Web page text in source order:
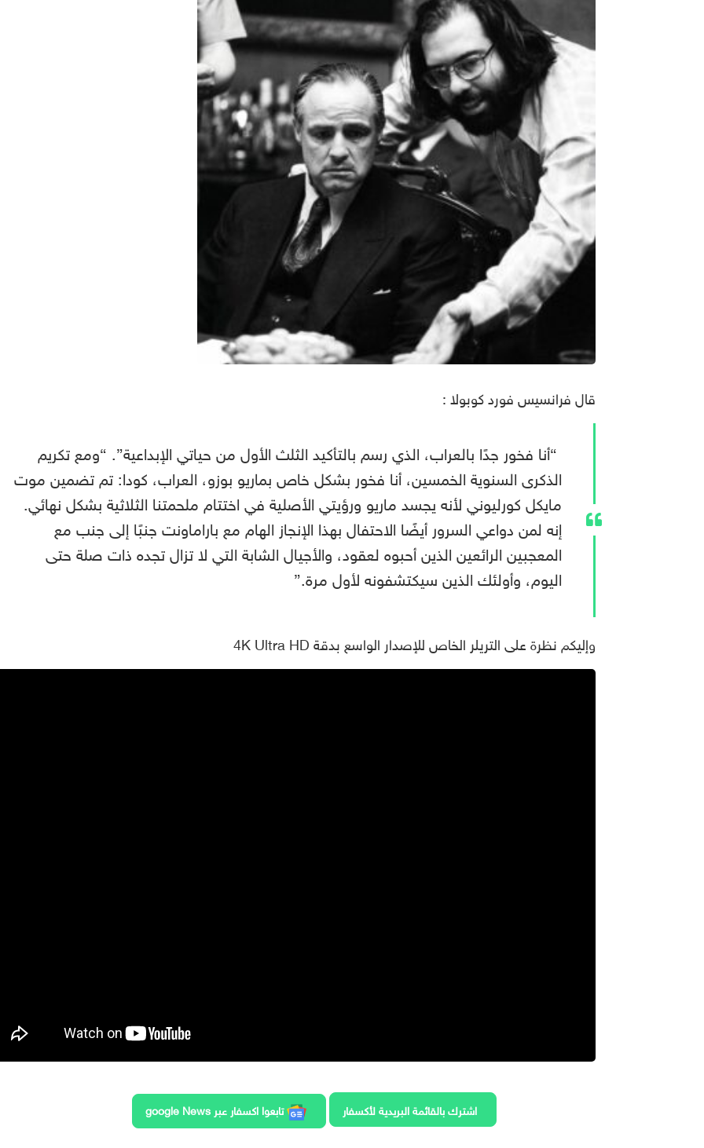
قال فرانسيس فورد كوبولا :
“أنا فخور جدًا بالعراب، الذي رسم بالتأكيد الثلث الأول من حياتي الإبداعية”. “ومع تكريم
الذكرى السنوية الخمسين، أنا فخور بشكل خاص بماريو بوزو، العراب، كودا: تم تضمين موت
مايكل كورليوني لأنه يجسد ماريو ورؤيتي الأصلية في اختتام ملحمتنا الثلاثية بشكل نهائي.
إنه لمن دواعي السرور أيضًا الاحتفال بهذا الإنجاز الهام مع باراماونت جنبًا إلى جنب مع
المعجبين الرائعين الذين أحبوه لعقود، والأجيال الشابة التي لا تزال تجده ذات صلة حتى
اليوم، وأولئك الذين سيكتشفونه لأول مرة.”
وإليكم نظرة على التريلر الخاصللإصدار الواسع بدقة 4K Ultra HD
اشترك بالقائمة البريدية لأكسفار تابعوا اكسفار عبر google News